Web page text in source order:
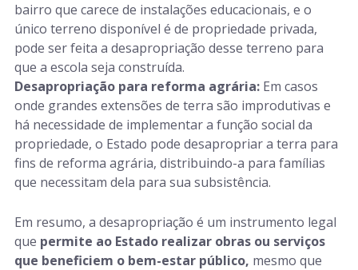
bairro que carece de instalações educacionais, e o
único terreno disponível é de propriedade privada,
pode ser feita a desapropriação desse terreno para
que a escola seja construída.
Desapropriação para reforma agrária: Em casos
onde grandes extensões de terra são improdutivas e
há necessidade de implementar a função social da
propriedade, o Estado pode desapropriar a terra para
fins de reforma agrária, distribuindo-a para famílias
que necessitam dela para sua subsistência.
Em resumo, a desapropriação é um instrumento legal
que permite ao Estado realizar obras ou serviços
que beneficiem o bem-estar público, mesmo que